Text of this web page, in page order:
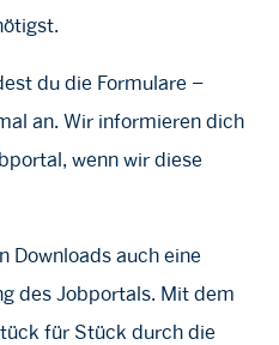
du die Formulare –
an. Wir informieren dich
wenn wir diese
Downloads auch eine
des Jobportals. Mit dem
für Stück durch die